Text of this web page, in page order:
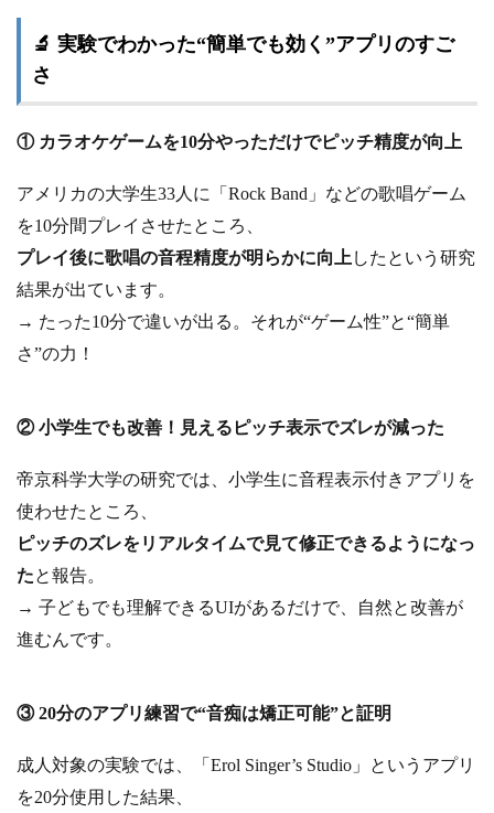
🔬 実験でわかった“簡単でも効く”アプリのすご
さ
① カラオケゲームを10分やっただけでピッチ精度が向上
アメリカの大学生33人に「Rock Band」などの歌唱ゲーム
を10分間プレイさせたところ、
プレイ後に歌唱の音程精度が明らかに向上 したという研究
結果が出ています。
→ たった10分で違いが出る。それが“ゲーム性”と“簡単
さ”の力！
② 小学生でも改善！見えるピッチ表示でズレが減った
帝京科学大学の研究では、小学生に音程表示付きアプリを
使わせたところ、
ピッチのズレをリアルタイムで見て修正できるようになっ
たと報告。
→ 子どもでも理解できるUIがあるだけで、自然と改善が
進むんです。
③ 20分のアプリ練習で“音痴は矯正可能”と証明
成人対象の実験では、「Erol Singer’s Studio」というアプリ
を20分使用した結果、